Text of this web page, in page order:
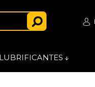
LUBRIFICANTES